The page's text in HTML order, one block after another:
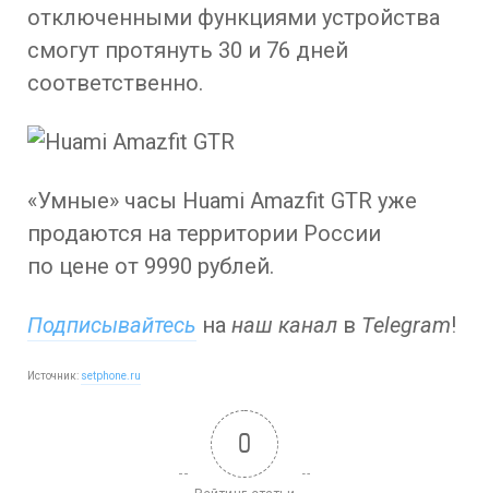
отключенными функциями устройства
смогут протянуть 30 и 76 дней
соответственно.
«Умные» часы Huami Amazfit GTR уже
продаются на территории России
по цене от 9990 рублей.
Подписывайтесь на наш канал в Telegram!
Источник: setphone.ru
0